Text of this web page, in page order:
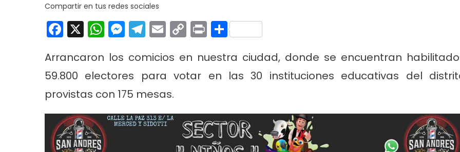
Compartir en tus redes sociales
Facebook
X WhatsApp
Messenger
Telegram
EmailCopy
Link
PrintCompartir
Arrancaron los comicios en nuestra ciudad, donde se encuentran
59.800 electores para votar en las 30 instituciones educativas del
provistas con 175 mesas.